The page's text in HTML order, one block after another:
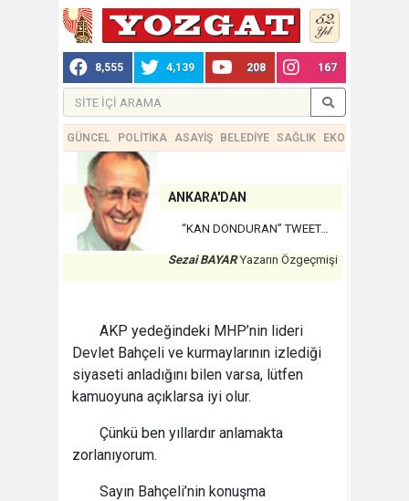
8,555 4,139 208 167
GÜNCEL POLİTİKA ASAYİŞ BELEDİYE SAĞLIK EKONOMİ
ANKARA'DAN
“KAN DONDURAN” TWEET…
Sezai BAYAR Yazarın Özgeçmişi
AKP yedeğindeki MHP’nin lideri
Devlet Bahçeli ve kurmaylarının izlediği
siyaseti anladığını bilen varsa, lütfen
kamuoyuna açıklarsa iyi olur.
Çünkü ben yıllardır anlamakta
zorlanıyorum.
Sayın Bahçeli’nin konuşma